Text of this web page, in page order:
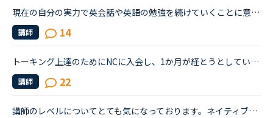
現在の自分の実力で英会話や英語の勉強を続けていくことに意味があるのかと、自信が無くなってしまいました…。スピーキングテストのレベルは3か4程度で、普段Side by sideを中心に受けています。日本人講師に受け...
講師 14
トーキング上達のためにNCに入会し、1か月が経とうとしているのですが、時々講師の方に「あなたにはこのレベル？は簡単すぎる。もう少し長い文章を話せるようなレッスンを受けて見た方がいい」というような旨の声...
講師 22
講師のレベルについてとても気になっております。ネイティブキャンプをはじめて3年です。文法と発音の基礎から始めてきたおかげで、段々と言いたいことを表現でき、先生の話していることもほぼ理解できるようにな...